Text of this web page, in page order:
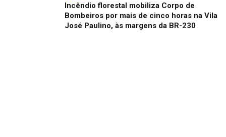
Incêndio florestal mobiliza Corpo de
Bombeiros por mais de cinco horas na Vila
José Paulino, às margens da BR-230